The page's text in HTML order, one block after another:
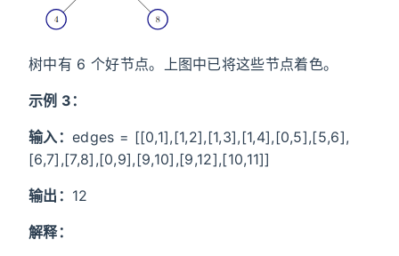
树中有 6 个好节点。上图中已将这些节点着色。
示例 3：
输入： edges = [[0,1],[1,2],[1,3],[1,4],[0,5],[5,6],
[6,7],[7,8],[0,9],[9,10],[9,12],[10,11]]
输出： 12
解释：